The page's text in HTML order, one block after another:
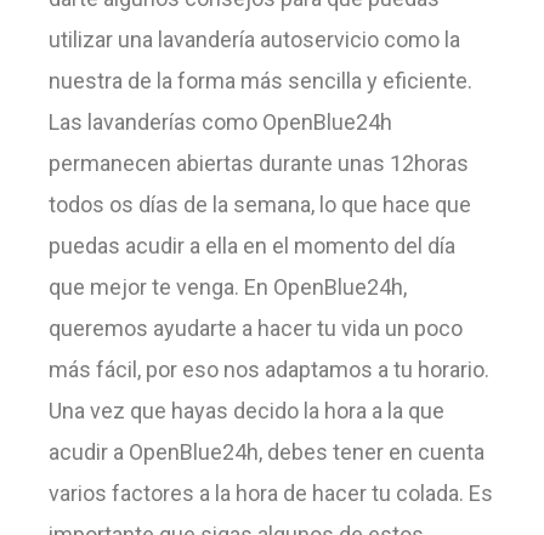
utilizar una lavandería autoservicio como la
nuestra de la forma más sencilla y eficiente.
Las lavanderías como OpenBlue24h
permanecen abiertas durante unas 12horas
todos os días de la semana, lo que hace que
puedas acudir a ella en el momento del día
que mejor te venga. En OpenBlue24h,
queremos ayudarte a hacer tu vida un poco
más fácil, por eso nos adaptamos a tu horario.
Una vez que hayas decido la hora a la que
acudir a OpenBlue24h, debes tener en cuenta
varios factores a la hora de hacer tu colada. Es